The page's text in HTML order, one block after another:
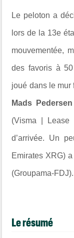
Le peloton a
lors de la 13e
mouvementée,
des favoris à 50
joué dans le mur
Mads Pedersen
(Visma |
d’arrivée. Un
Emirates XRG)
(Groupama-FDJ).
Le résumé